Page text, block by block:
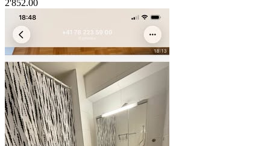
2'852.00